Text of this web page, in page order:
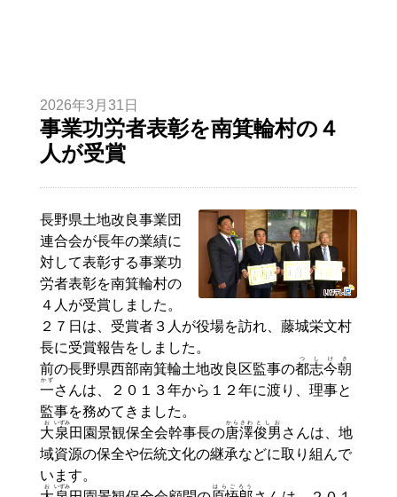
2026年3月31日
事業功労者表彰を南箕輪村の４
人が受賞
長野県土地改良事業団
連合会が長年の業績に
対して表彰する事業功
労者表彰を南箕輪村の
４人が受賞しました。
２７日は、受賞者３人が役場を訪れ、藤城栄文村
長に受賞報告をしました。
前の長野県西部南箕輪土地改良区監事の都
つ
志
し
今朝
けさ
一
かず
さんは、２０１３年から１２年に渡り、理事と
監事を務めてきました。
大
お
泉
いずみ
田園景観保全会幹事長の唐澤
からさわ
俊男
としお
さんは、地
域資源の保全や伝統文化の継承などに取り組んで
います。
お いずみ はらごろう